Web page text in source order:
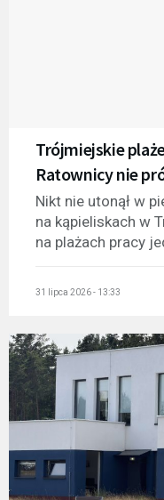
Trójmiejskie
Ratownicy nie
Nikt nie utonął w
na kąpieliskach w
na plażach pracy
31 lipca 2026 - 13:33